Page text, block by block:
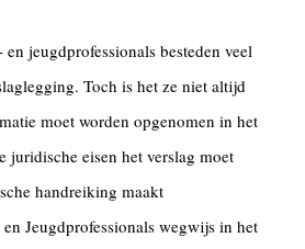
jeugdprofessionals besteden veel
Toch is het ze niet altijd
moet worden opgenomen in het
juridische eisen het verslag moet
handreiking maakt
Jeugdprofessionals wegwijs in het